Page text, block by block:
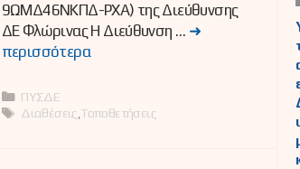
9ΩΜΔ46ΝΚΠΔ-ΡΧΑ) της Διεύθυνσης
ΔΕ Φλώρινας Η Διεύθυνση … ➜
περισσότερα
Κατηγορίες
ΠΥΣΔΕ
Ετικέτες
Διαθέσεις Τοποθετήσεις